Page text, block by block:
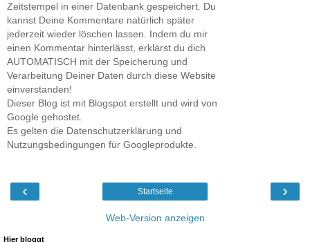
Zeitstempel in einer Datenbank gespeichert. Du
kannst Deine Kommentare natürlich später
jederzeit wieder löschen lassen. Indem du mir
einen Kommentar hinterlässt, erklärst du dich
AUTOMATISCH mit der Speicherung und
Verarbeitung Deiner Daten durch diese Website
einverstanden!
Dieser Blog ist mit Blogspot erstellt und wird von
Google gehostet.
Es gelten die Datenschutzerklärung und
Nutzungsbedingungen für Googleprodukte.
‹ ›
Startseite
Web-Version anzeigen
Hier bloggt